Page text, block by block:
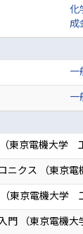
化
成
一
一
東京電機大学
ニクス （東京
東京電機大学
門 （東京電機